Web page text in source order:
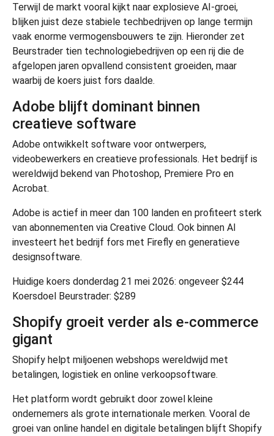
Terwijl de markt vooral kijkt naar explosieve AI-groei,
blijken juist deze stabiele techbedrijven op lange termijn
vaak enorme vermogensbouwers te zijn. Hieronder zet
Beurstrader tien technologiebedrijven op een rij die de
afgelopen jaren opvallend consistent groeiden, maar
waarbij de koers juist fors daalde.
Adobe blijft dominant binnen
creatieve software
Adobe ontwikkelt software voor ontwerpers,
videobewerkers en creatieve professionals. Het bedrijf is
wereldwijd bekend van Photoshop, Premiere Pro en
Acrobat.
Adobe is actief in meer dan 100 landen en profiteert sterk
van abonnementen via Creative Cloud. Ook binnen AI
investeert het bedrijf fors met Firefly en generatieve
designsoftware.
Huidige koers donderdag 21 mei 2026: ongeveer $244
Koersdoel Beurstrader: $289
Shopify groeit verder als e-commerce
gigant
Shopify helpt miljoenen webshops wereldwijd met
betalingen, logistiek en online verkoopsoftware.
Het platform wordt gebruikt door zowel kleine
ondernemers als grote internationale merken. Vooral de
groei van online handel en digitale betalingen blijft Shopify